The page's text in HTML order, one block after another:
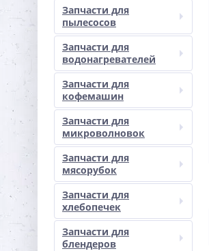
Запчасти для
пылесосов
Запчасти для
водонагревателей
Запчасти для
кофемашин
Запчасти для
микроволновок
Запчасти для
мясорубок
Запчасти для
хлебопечек
Запчасти для
блендеров